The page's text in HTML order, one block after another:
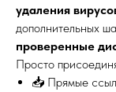
удаления
дополнительных
проверенные
Просто
📥 Прямые